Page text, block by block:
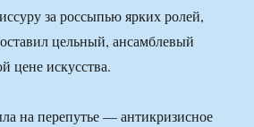
за россыпью ярких ролей,
цельный, ансамблевый
цене искусства.
на перепутье — антикризисное